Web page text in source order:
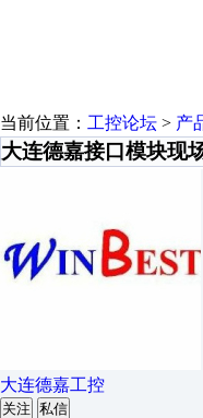
当前位置： 工控论坛 > 产
大连德嘉接口模块现
大连德嘉工控
关注 私信